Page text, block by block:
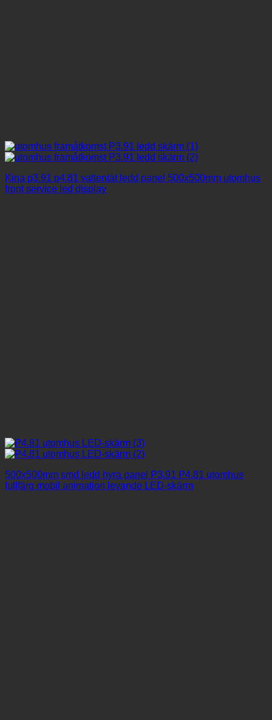
Kina p3.91 p4.81 vattentät ledd panel 500x500mm utomhus
front service led display
500x500mm smd ledd hyra panel P3.91 P4.81 utomhus
fullfärg mobil animation levande LED-skärm